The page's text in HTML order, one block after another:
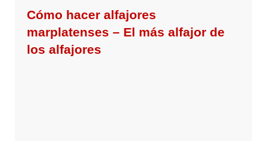
Cómo hacer alfajores
marplatenses – El más alfajor de
los alfajores